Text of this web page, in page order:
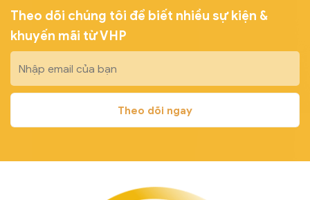
Theo dõi chúng tôi để biết nhiều sự kiện &
khuyến mãi từ VHP